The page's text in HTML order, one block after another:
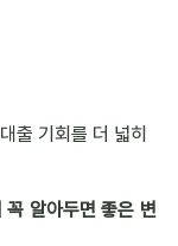
출 기회를 더 넓히
알아두면 좋은 변